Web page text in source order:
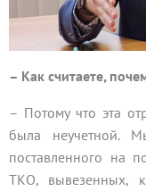
– Как считаете,
– Потому что эта
была неучетной.
поставленного на
ТКО, вывезенных,